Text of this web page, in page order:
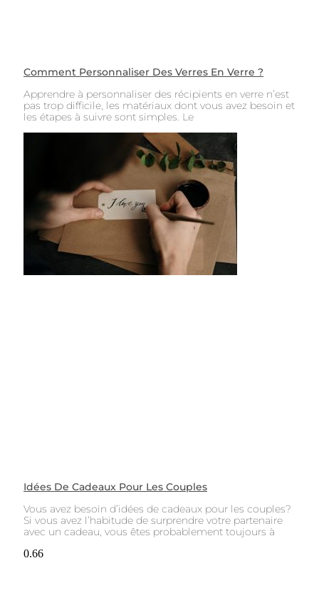
Comment Personnaliser Des Verres En Verre ?
Apprendre à personnaliser des récipients en verre n’est
pas trop difficile, les matériaux dont vous avez besoin et
les étapes à suivre sont simples. Le
Idées De Cadeaux Pour Les Couples
Vous avez besoin d’idées de cadeaux pour les couples?
Si vous avez l’habitude de surprendre votre partenaire
avec un cadeau, vous êtes probablement toujours à